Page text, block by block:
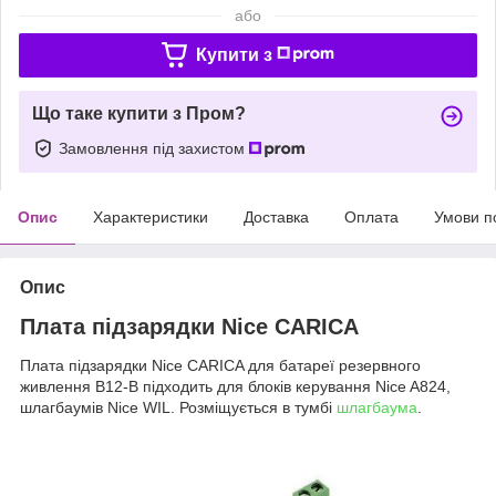
або
Купити з
Що таке купити з Пром?
Замовлення під захистом
Опис Характеристики Доставка Оплата Умови
Опис
Плата підзарядки Nice CARICA
Плата підзарядки Nice CARICA для батареї резервного
живлення B12-B підходить для блоків керування Nice A824,
шлагбаумів Nice WIL. Розміщується в тумбі шлагбаума.